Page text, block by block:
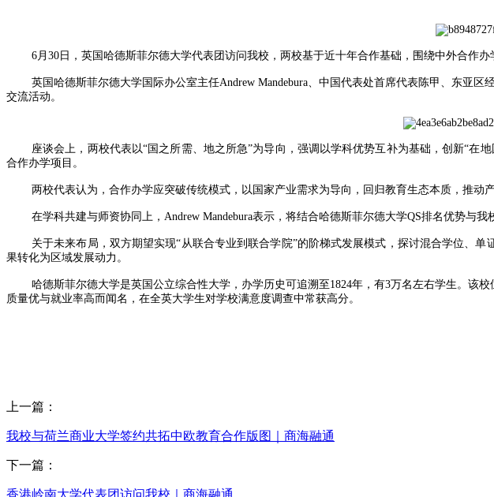
6月30日，英国哈德斯菲尔德大学代表团访问我校，两校基于近十年合作基础，围绕中外合作办
英国哈德斯菲尔德大学国际办公室主任Andrew Mandebura、中国代表处首席代表陈甲、东亚
交流活动。
座谈会上，两校代表以“国之所需、地之所急”为导向，强调以学科优势互补为基础，创新“在
合作办学项目。
两校代表认为，合作办学应突破传统模式，以国家产业需求为导向，回归教育生态本质，推动
在学科共建与师资协同上，Andrew Mandebura表示，将结合哈德斯菲尔德大学QS排名优势与
关于未来布局，双方期望实现“从联合专业到联合学院”的阶梯式发展模式，探讨混合学位、
果转化为区域发展动力。
哈德斯菲尔德大学是英国公立综合性大学，办学历史可追溯至1824年，有3万名左右学生。该
质量优与就业率高而闻名，在全英大学生对学校满意度调查中常获高分。
上一篇：
我校与荷兰商业大学签约共拓中欧教育合作版图｜商海融通
下一篇：
香港岭南大学代表团访问我校｜商海融通